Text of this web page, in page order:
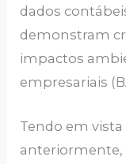
dados
demonstram
impactos
empresariais
Tendo em
anteriormente,